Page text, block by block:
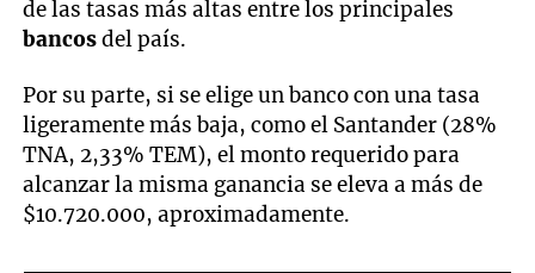
de las tasas más altas entre los principales
bancosdel país.
Por su parte, si se elige un banco con una tasa
ligeramente más baja, como el Santander (28%
TNA, 2,33% TEM), el monto requerido para
alcanzar la misma ganancia se eleva a más de
$10.720.000, aproximadamente.